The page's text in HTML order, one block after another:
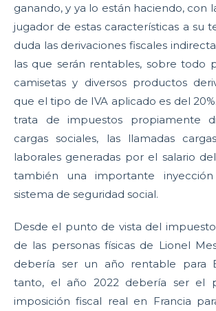
ganando, y ya lo están haciendo, con
jugador de estas características a su
duda las derivaciones fiscales
las que serán rentables, sobre todo
camisetas y diversos productos
que el tipo de IVA aplicado es del
trata de impuestos propiamente
cargas sociales, las llamadas
laborales generadas por el salario
también una importante
sistema de seguridad social.
Desde el punto de vista del
de las personas físicas de Lionel
debería ser un año rentable para
tanto, el año 2022 debería ser el
imposición fiscal real en Francia